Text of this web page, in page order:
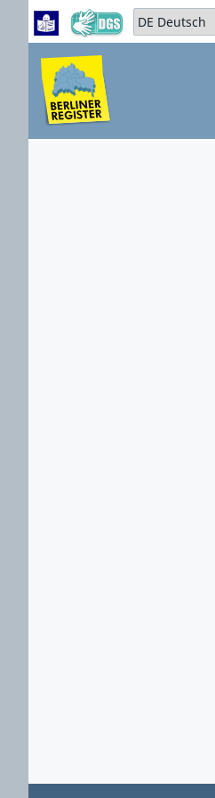
Zum Hauptbereich springen
Zum Hauptmenü springen
Sprache auswählen:
ZUM HAUPTBEREICH